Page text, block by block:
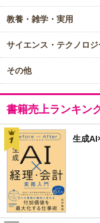
教養・雑学・実用
サイエンス・テクノロジ
その他
書籍売上ランキン
生成